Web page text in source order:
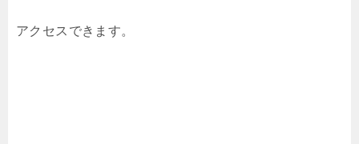
アクセスできます。